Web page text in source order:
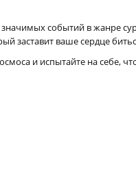
событий в жанре
заставит ваше сердце
и испытайте на себе,